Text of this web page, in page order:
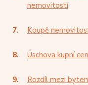
nemovitostí
Koupě
Úschova kupní
Rozdíl mezi